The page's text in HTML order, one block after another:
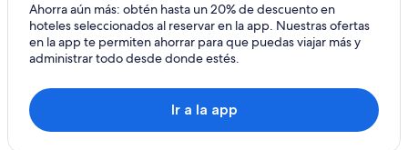
Ahorra aún más: obtén hasta un 20% de descuento en
hoteles seleccionados al reservar en la app. Nuestras ofertas
en la app te permiten ahorrar para que puedas viajar más y
administrar todo desde donde estés.
Ir a la app